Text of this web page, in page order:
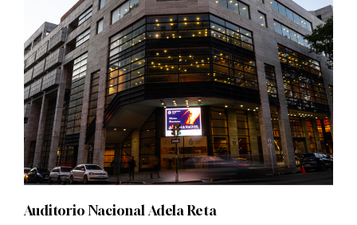
Auditorio Nacional Adela Reta